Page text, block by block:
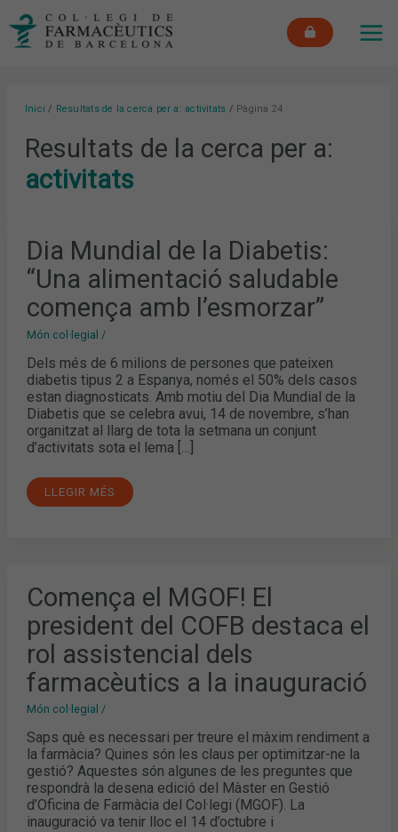
Inici Resultats de la cerca per a: activitats Pàgina 24
Resultats de la cerca per a:
activitats
Dia Mundial de la Diabetis:
“Una alimentació saludable
comença amb l’esmorzar”
Món col·legial /
Dels més de 6 milions de persones que pateixen
diabetis tipus 2 a Espanya, només el 50% dels casos
estan diagnosticats. Amb motiu del Dia Mundial de la
Diabetis que se celebra avui, 14 de novembre, s’han
organitzat al llarg de tota la setmana un conjunt
d’activitats sota el lema […]
DIA
MUNDIAL
DE
LA
DIABETIS:
“UNA
ALIMENTACIÓ
SALUDABLE
COMENÇA
L’ESMORZAR”
LLEGIR MÉS
Comença el MGOF! El
president del COFB destaca el
rol assistencial dels
farmacèutics a la inauguració
Món col·legial /
Saps què es necessari per treure el màxim rendiment a
la farmàcia? Quines són les claus per optimitzar-ne la
gestió? Aquestes són algunes de les preguntes que
respondrà la desena edició del Màster en Gestió
d’Oficina de Farmàcia del Col·legi (MGOF). La
inauguració va tenir lloc el 14 d’octubre i
EL
MGOF!
EL
PRESIDENT
DEL
COFB
EL
ROL
ASSISTENCIAL
DELS
A
LA
INAUGURACIÓ